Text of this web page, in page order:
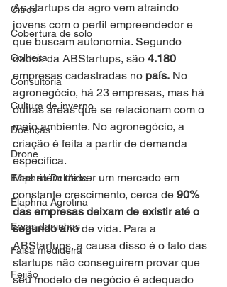
Citros
Cobertura de solo
Colheita
Consultoria
Cultura de inverno
Doenças
Drone
Elaphria Deltóide
Elaphria Agrotina
Ervas daninhas
Falsa medideira
Feijão
As startups da agro vem atraindo
jovens com o perfil empreendedor e
que buscam autonomia. Segundo
dados da ABStartups, são 4.180
empresas cadastradas no país. No
agronegócio, há 23 empresas, mas há
outras áreas que se relacionam com o
meio ambiente. No agronegócio, a
criação é feita a partir de demanda
específica.
Mas além de ser um mercado em
constante crescimento, cerca de 90%
das empresas deixam de existir até o
segundo ano de vida. Para a
ABStartups, a causa disso é o fato das
startups não conseguirem provar que
seu modelo de negócio é adequado